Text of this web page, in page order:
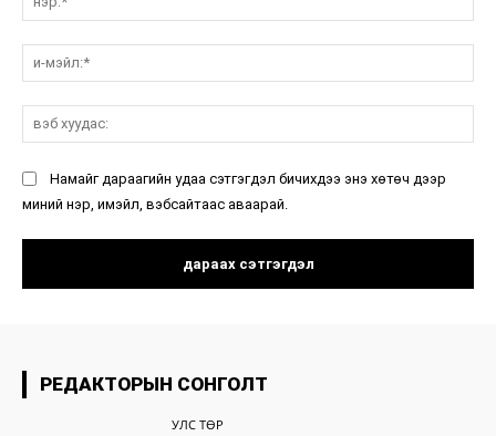
Намайг дараагийн удаа сэтгэгдэл бичихдээ энэ хөтөч дээр
миний нэр, имэйл, вэбсайтаас аваарай.
РЕДАКТОРЫН СОНГОЛТ
УЛС ТӨР